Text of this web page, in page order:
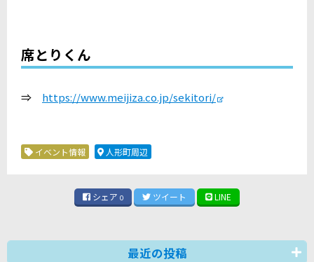
席とりくん
⇒ https://www.meijiza.co.jp/sekitori/
イベント情報 人形町周辺
シェア 0 ツイート LINE
最近の投稿